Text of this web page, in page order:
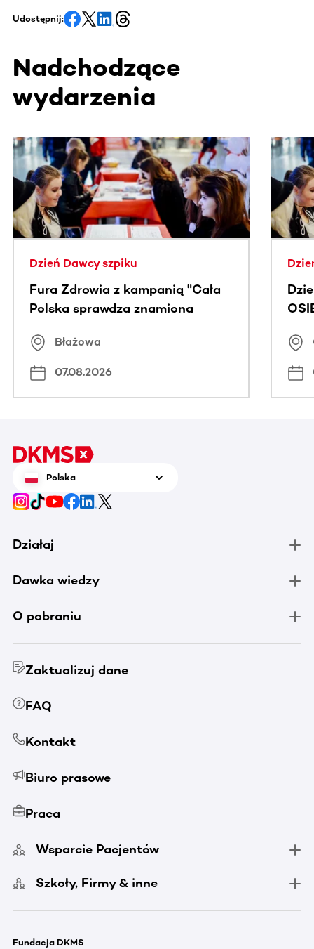
Udostępnij:
Nadchodzące
wydarzenia
Ta sekcja zawiera treści przewijane w poziomie. Użyj
Dzień Dawcy szpiku
Fura Zdrowia z kampanią "Cała
Polska sprawdza znamiona
Błażowa
07.08.2026
Polska
Działaj
Dawka wiedzy
O pobraniu
Zaktualizuj dane
FAQ
Kontakt
Biuro prasowe
Praca
Wsparcie Pacjentów
Szkoły, Firmy & inne
Fundacja DKMS